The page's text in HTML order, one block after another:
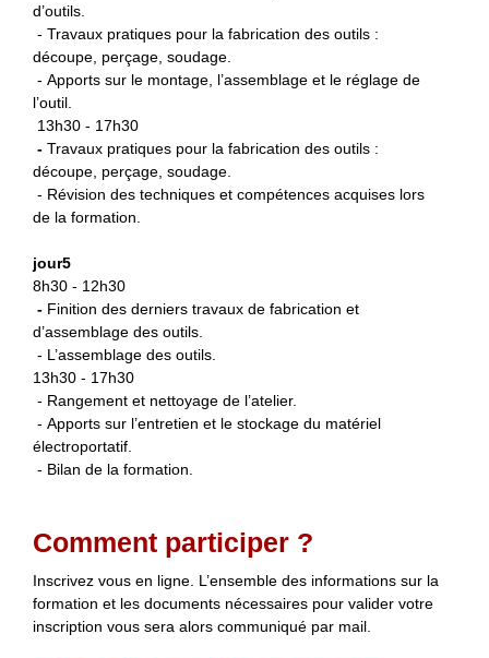
d’outils.
- Travaux pratiques pour la fabrication des outils :
découpe, perçage, soudage.
- Apports sur le montage, l’assemblage et le réglage de
l’outil.
13h30 - 17h30
- Travaux pratiques pour la fabrication des outils :
découpe, perçage, soudage.
- Révision des techniques et compétences acquises lors
de la formation.
jour5
8h30 - 12h30
- Finition des derniers travaux de fabrication et
d’assemblage des outils.
- L’assemblage des outils.
13h30 - 17h30
- Rangement et nettoyage de l’atelier.
- Apports sur l’entretien et le stockage du matériel
électroportatif.
- Bilan de la formation.
Comment participer ?
Inscrivez vous en ligne. L’ensemble des informations sur la
formation et les documents nécessaires pour valider votre
inscription vous sera alors communiqué par mail.